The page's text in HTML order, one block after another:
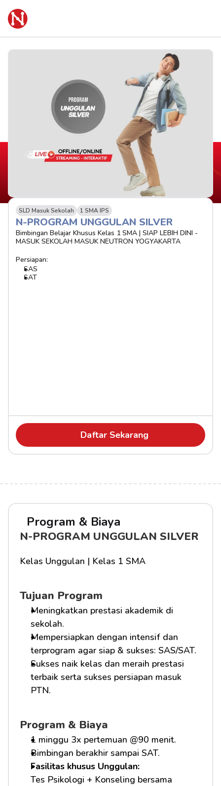
SLD Masuk Sekolah 1 SMA IPS
N-PROGRAM UNGGULAN SILVER
Bimbingan Belajar Khusus Kelas 1 SMA | SIAP LEBIH DINI -
MASUK SEKOLAH MASUK NEUTRON YOGYAKARTA
Persiapan:
SAS
SAT
Daftar Sekarang
Program & Biaya
N-PROGRAM UNGGULAN SILVER
Kelas Unggulan | Kelas 1 SMA
Tujuan Program
Meningkatkan prestasi akademik di
sekolah.
Mempersiapkan dengan intensif dan
terprogram agar siap & sukses: SAS/SAT.
Sukses naik kelas dan meraih prestasi
terbaik serta sukses persiapan masuk
PTN.
Program & Biaya
1 minggu 3x pertemuan @90 menit.
Bimbingan berakhir sampai SAT.
Fasilitas khusus Unggulan:
Tes Psikologi + Konseling bersama